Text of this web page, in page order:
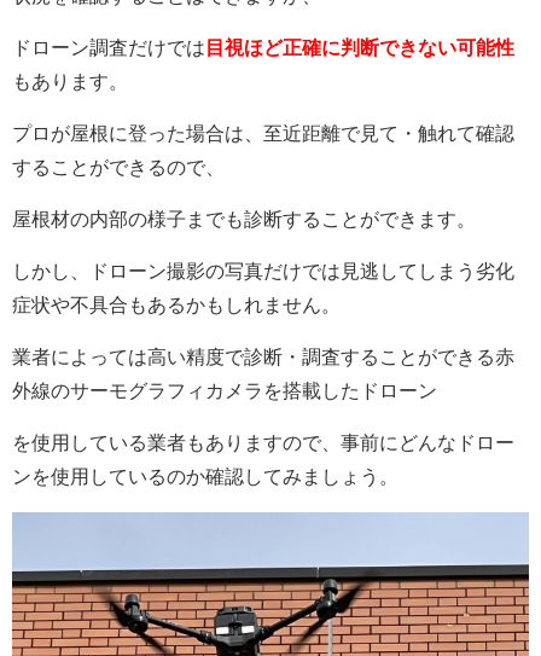
ドローン調査だけでは 目視ほど正確に判断できない可能性
もあります。
プロが屋根に登った場合は、至近距離で見て・触れて確認
することができるので、
屋根材の内部の様子までも診断することができます。
しかし、ドローン撮影の写真だけでは見逃してしまう劣化
症状や不具合もあるかもしれません。
業者によっては高い精度で診断・調査することができる赤
外線のサーモグラフィカメラを搭載したドローン
を使用している業者もありますので、事前にどんなドロー
ンを使用しているのか確認してみましょう。